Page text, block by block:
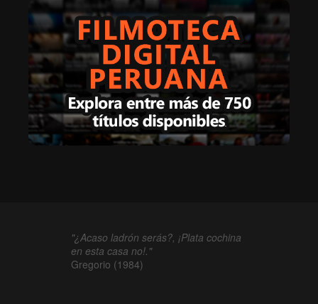
"¿Acaso ladrón serás?, ¡Plata cochina
en esta casa no!."
Gregorio (1984)